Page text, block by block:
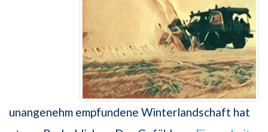
unangenehm empfundene Winterlandschaft hat